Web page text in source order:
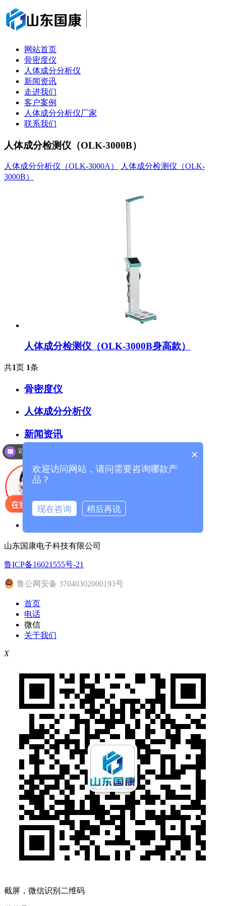
网站首页
骨密度仪
人体成分分析仪
新闻资讯
走进我们
客户案例
人体成分分析仪厂家
联系我们
人体成分检测仪（OLK-3000B）
人体成分分析仪（OLK-3000A）
人体成分检测仪（OLK-
3000B）
人体成分检测仪（OLK-3000B身高款）
共1页 1条
骨密度仪
人体成分分析仪
新闻资讯
客户案例
人体成分分析仪厂家
山东国康电子科技有限公司
鲁ICP备16021555号-21
鲁公网安备 37040302000193号
首页
电话
微信
关于我们
X
截屏，微信识别二维码
×
欢迎访问网站，请问需要咨询哪款产
品？
现在咨询 稍后再说